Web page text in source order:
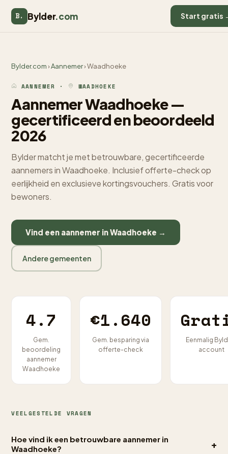
B. Bylder.com Start gratis
Bylder.com›Aannemer› Waadhoeke
AANNEMER · WAADHOEKE
Aannemer Waadhoeke —
gecertificeerd en beoordeeld
2026
Bylder matcht je met betrouwbare, gecertificeerde
aannemers in Waadhoeke. Inclusief offerte-check op
eerlijkheid en exclusieve kortingsvouchers. Gratis voor
bewoners.
Vind een aannemer in Waadhoeke →
Andere gemeenten
4.7
Gem.
beoordeling
aannemer
Waadhoeke
€1.640
Gem. besparing via
offerte-check
Eenmalig
account
VEELGESTELDE VRAGEN
Hoe vind ik een betrouwbare aannemer in
Waadhoeke?
+